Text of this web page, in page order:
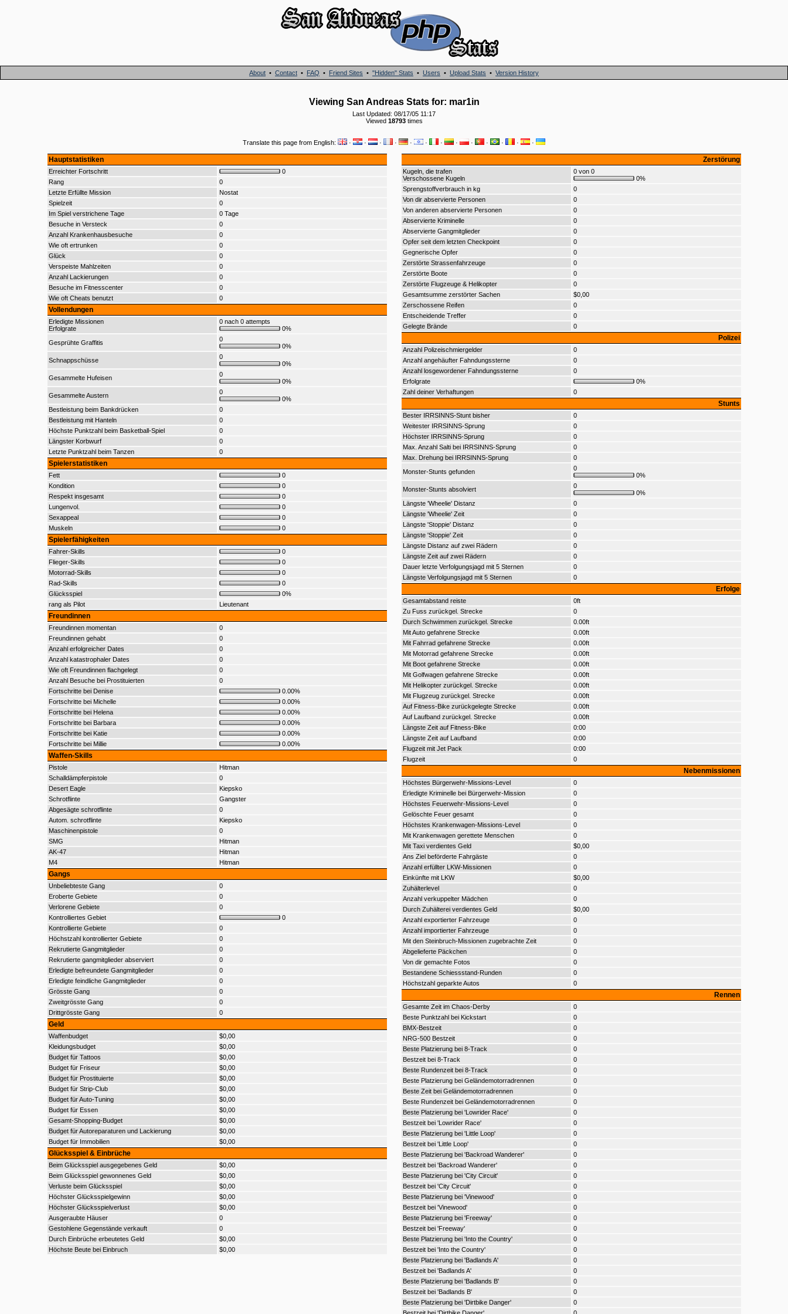
About • Contact • FAQ • Friend Sites • "Hidden" Stats • Users • Upload Stats • Version History
Viewing San Andreas Stats for: mar1in
Last Updated: 08/17/05 11:17
Viewed 18793times
Translate this page from English: · · · · · · · · · · · · ·
Hauptstatistiken
Erreichter Fortschritt
0
Rang
0
Letzte Erfüllte Mission
Nostat
Spielzeit
0
Im Spiel verstrichene Tage
0 Tage
Besuche in Versteck
0
Anzahl Krankenhausbesuche
0
Wie oft ertrunken
0
Glück
0
Verspeiste Mahlzeiten
0
Anzahl Lackierungen
0
Besuche im Fitnesscenter
0
Wie oft Cheats benutzt
0
Vollendungen
Erledigte Missionen
Erfolgrate
0 nach 0 attempts
0%
Gesprühte Graffitis
0
0%
Schnappschüsse
0
0%
Gesammelte Hufeisen
0
0%
Gesammelte Austern
0
0%
Bestleistung beim Bankdrücken
0
Bestleistung mit Hanteln
0
Höchste Punktzahl beim Basketball-Spiel
0
Längster Korbwurf
0
Letzte Punktzahl beim Tanzen
0
Spielerstatistiken
Fett
0
Kondition
0
Respekt insgesamt
0
Lungenvol.
0
Sexappeal
0
Muskeln
0
Spielerfähigkeiten
Fahrer-Skills
0
Flieger-Skills
0
Motorrad-Skills
0
Rad-Skills
0
Glücksspiel
0%
rang als Pilot
Lieutenant
Freundinnen
Freundinnen momentan
0
Freundinnen gehabt
0
Anzahl erfolgreicher Dates
0
Anzahl katastrophaler Dates
0
Wie oft Freundinnen flachgelegt
0
Anzahl Besuche bei Prostituierten
0
Fortschritte bei Denise
0.00%
Fortschritte bei Michelle
0.00%
Fortschritte bei Helena
0.00%
Fortschritte bei Barbara
0.00%
Fortschritte bei Katie
0.00%
Fortschritte bei Millie
0.00%
Waffen-Skills
Pistole
Hitman
Schalldämpferpistole
0
Desert Eagle
Kiepsko
Schrotflinte
Gangster
Abgesägte schrotflinte
0
Autom. schrotflinte
Kiepsko
Maschinenpistole
0
SMG
Hitman
AK-47
Hitman
M4
Hitman
Gangs
Unbeliebteste Gang
0
Eroberte Gebiete
0
Verlorene Gebiete
0
Kontrolliertes Gebiet
0
Kontrollierte Gebiete
0
Höchstzahl kontrollierter Gebiete
0
Rekrutierte Gangmitglieder
0
Rekrutierte gangmitglieder abserviert
0
Erledigte befreundete Gangmitglieder
0
Erledigte feindliche Gangmitglieder
0
Grösste Gang
0
Zweitgrösste Gang
0
Drittgrösste Gang
0
Geld
Waffenbudget
$0,00
Kleidungsbudget
$0,00
Budget für Tattoos
$0,00
Budget für Friseur
$0,00
Budget für Prostituierte
$0,00
Budget für Strip-Club
$0,00
Budget für Auto-Tuning
$0,00
Budget für Essen
$0,00
Gesamt-Shopping-Budget
$0,00
Budget für Autoreparaturen und Lackierung
$0,00
Budget für Immobilien
$0,00
Glücksspiel & Einbrüche
Beim Glücksspiel ausgegebenes Geld
$0,00
Beim Glücksspiel gewonnenes Geld
$0,00
Verluste beim Glücksspiel
$0,00
Höchster Glücksspielgewinn
$0,00
Höchster Glücksspielverlust
$0,00
Ausgeraubte Häuser
0
Gestohlene Gegenstände verkauft
0
Durch Einbrüche erbeutetes Geld
$0,00
Höchste Beute bei Einbruch
$0,00
Zerstörung
Kugeln, die trafen
Verschossene Kugeln
0 von 0
0%
Sprengstoffverbrauch in kg
0
Von dir abservierte Personen
0
Von anderen abservierte Personen
0
Abservierte Kriminelle
0
Abservierte Gangmitglieder
0
Opfer seit dem letzten Checkpoint
0
Gegnerische Opfer
0
Zerstörte Strassenfahrzeuge
0
Zerstörte Boote
0
Zerstörte Flugzeuge & Helikopter
0
Gesamtsumme zerstörter Sachen
$0,00
Zerschossene Reifen
0
Entscheidende Treffer
0
Gelegte Brände
0
Polizei
Anzahl Polizeischmiergelder
0
Anzahl angehäufter Fahndungssterne
0
Anzahl losgewordener Fahndungssterne
0
Erfolgrate
0%
Zahl deiner Verhaftungen
0
Stunts
Bester IRRSINNS-Stunt bisher
0
Weitester IRRSINNS-Sprung
0
Höchster IRRSINNS-Sprung
0
Max. Anzahl Salti bei IRRSINNS-Sprung
0
Max. Drehung bei IRRSINNS-Sprung
0
Monster-Stunts gefunden
0
0%
Monster-Stunts absolviert
0
0%
Längste 'Wheelie' Distanz
0
Längste 'Wheelie' Zeit
0
Längste 'Stoppie' Distanz
0
Längste 'Stoppie' Zeit
0
Längste Distanz auf zwei Rädern
0
Längste Zeit auf zwei Rädern
0
Dauer letzte Verfolgungsjagd mit 5 Sternen
0
Längste Verfolgungsjagd mit 5 Sternen
0
Erfolge
Gesamtabstand reiste
0ft
Zu Fuss zurückgel. Strecke
0
Durch Schwimmen zurückgel. Strecke
0.00ft
Mit Auto gefahrene Strecke
0.00ft
Mit Fahrrad gefahrene Strecke
0.00ft
Mit Motorrad gefahrene Strecke
0.00ft
Mit Boot gefahrene Strecke
0.00ft
Mit Golfwagen gefahrene Strecke
0.00ft
Mit Helikopter zurückgel. Strecke
0.00ft
Mit Flugzeug zurückgel. Strecke
0.00ft
Auf Fitness-Bike zurückgelegte Strecke
0.00ft
Auf Laufband zurückgel. Strecke
0.00ft
Längste Zeit auf Fitness-Bike
0:00
Längste Zeit auf Laufband
0:00
Flugzeit mit Jet Pack
0:00
Flugzeit
0
Nebenmissionen
Höchstes Bürgerwehr-Missions-Level
0
Erledigte Kriminelle bei Bürgerwehr-Mission
0
Höchstes Feuerwehr-Missions-Level
0
Gelöschte Feuer gesamt
0
Höchstes Krankenwagen-Missions-Level
0
Mit Krankenwagen gerettete Menschen
0
Mit Taxi verdientes Geld
$0,00
Ans Ziel beförderte Fahrgäste
0
Anzahl erfüllter LKW-Missionen
0
Einkünfte mit LKW
$0,00
Zuhälterlevel
0
Anzahl verkuppelter Mädchen
0
Durch Zuhälterei verdientes Geld
$0,00
Anzahl exportierter Fahrzeuge
0
Anzahl importierter Fahrzeuge
0
Mit den Steinbruch-Missionen zugebrachte Zeit
0
Abgelieferte Päckchen
0
Von dir gemachte Fotos
0
Bestandene Schiessstand-Runden
0
Höchstzahl geparkte Autos
0
Rennen
Gesamte Zeit im Chaos-Derby
0
Beste Punktzahl bei Kickstart
0
BMX-Bestzeit
0
NRG-500 Bestzeit
0
Beste Platzierung bei 8-Track
0
Bestzeit bei 8-Track
0
Beste Rundenzeit bei 8-Track
0
Beste Platzierung bei Geländemotorradrennen
0
Beste Zeit bei Geländemotorradrennen
0
Beste Rundenzeit bei Geländemotorradrennen
0
Beste Platzierung bei 'Lowrider Race'
0
Bestzeit bei 'Lowrider Race'
0
Beste Platzierung bei 'Little Loop'
0
Bestzeit bei 'Little Loop'
0
Beste Platzierung bei 'Backroad Wanderer'
0
Bestzeit bei 'Backroad Wanderer'
0
Beste Platzierung bei 'City Circuit'
0
Bestzeit bei 'City Circuit'
0
Beste Platzierung bei 'Vinewood'
0
Bestzeit bei 'Vinewood'
0
Beste Platzierung bei 'Freeway'
0
Bestzeit bei 'Freeway'
0
Beste Platzierung bei 'Into the Country'
0
Bestzeit bei 'Into the Country'
0
Beste Platzierung bei 'Badlands A'
0
Bestzeit bei 'Badlands A'
0
Beste Platzierung bei 'Badlands B'
0
Bestzeit bei 'Badlands B'
0
Beste Platzierung bei 'Dirtbike Danger'
0